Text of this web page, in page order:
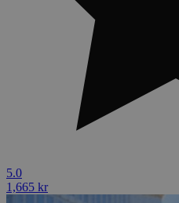
5.0
1,665 kr